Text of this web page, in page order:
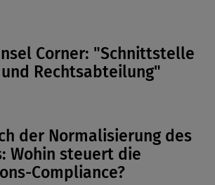
Corner: "Schnittstelle
Rechtsabteilung"
der Normalisierung des
Wohin steuert die
Compliance?